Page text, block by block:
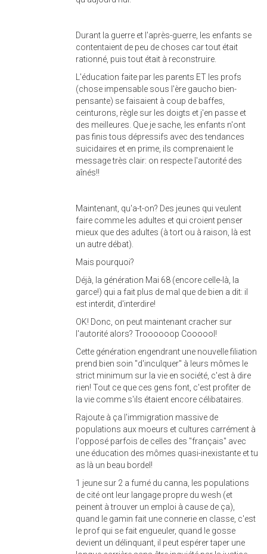
Durant la guerre et l'après-guerre, les enfants se
contentaient de peu de choses car tout était
rationné, puis tout était à reconstruire.
L'éducation faite par les parents ET les profs
(chose impensable sous l'ère gaucho bien-
pensante) se faisaient à coup de baffes,
ceinturons, règle sur les doigts et j'en passe et
des meilleures. Que je sache, les enfants n'ont
pas finis tous dépressifs avec des tendances
suicidaires et en prime, ils comprenaient le
message très clair: on respecte l'autorité des
aînés!!
Maintenant, qu'a-t-on? Des jeunes qui veulent
faire comme les adultes et qui croient penser
mieux que des adultes (à tort ou à raison, là est
un autre débat).
Mais pourquoi?
Déjà, la génération Mai 68 (encore celle-là, la
garce!) qui a fait plus de mal que de bien a dit: il
est interdit, d'interdire!
OK! Donc, on peut maintenant cracher sur
l'autorité alors? Troooooop Coooool!
Cette génération engendrant une nouvelle filiation
prend bien soin "d'inculquer" à leurs mômes le
strict minimum sur la vie en société, c'est à dire
rien! Tout ce que ces gens font, c'est profiter de
la vie comme s'ils étaient encore célibataires.
Rajoute à ça l'immigration massive de
populations aux moeurs et cultures carrément à
l'opposé parfois de celles des "français" avec
une éducation des mômes quasi-inexistante et tu
as là un beau bordel!
1 jeune sur 2 a fumé du canna, les populations
de cité ont leur langage propre du wesh (et
peinent à trouver un emploi à cause de ça),
quand le gamin fait une connerie en classe, c'est
le prof qui se fait engueuler, quand le gosse
devient un délinquant, il peut espérer taper une